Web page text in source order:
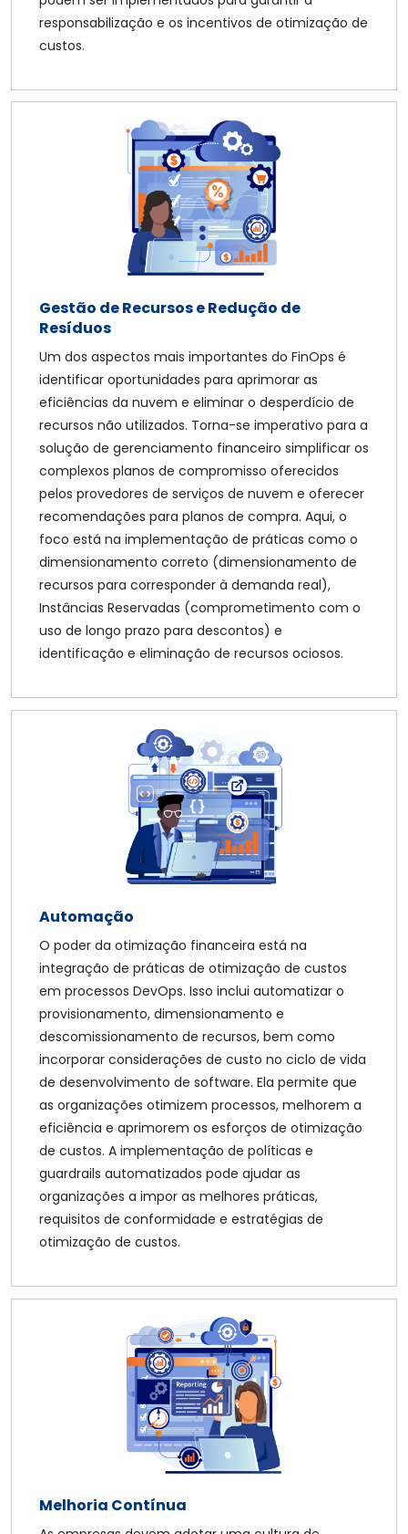
responsabilização e os incentivos de otimização de
custos.
Gestão de Recursos e Redução de
Resíduos
Um dos aspectos mais importantes do FinOps é
identificar oportunidades para aprimorar as
eficiências da nuvem e eliminar o desperdício de
recursos não utilizados. Torna-se imperativo para a
solução de gerenciamento financeiro simplificar os
complexos planos de compromisso oferecidos
pelos provedores de serviços de nuvem e oferecer
recomendações para planos de compra. Aqui, o
foco está na implementação de práticas como o
dimensionamento correto (dimensionamento de
recursos para corresponder à demanda real),
Instâncias Reservadas (comprometimento com o
uso de longo prazo para descontos) e
identificação e eliminação de recursos ociosos.
Automação
O poder da otimização financeira está na
integração de práticas de otimização de custos
em processos DevOps. Isso inclui automatizar o
provisionamento, dimensionamento e
descomissionamento de recursos, bem como
incorporar considerações de custo no ciclo de vida
de desenvolvimento de software. Ela permite que
as organizações otimizem processos, melhorem a
eficiência e aprimorem os esforços de otimização
de custos. A implementação de políticas e
guardrails automatizados pode ajudar as
organizações a impor as melhores práticas,
requisitos de conformidade e estratégias de
otimização de custos.
Melhoria Contínua